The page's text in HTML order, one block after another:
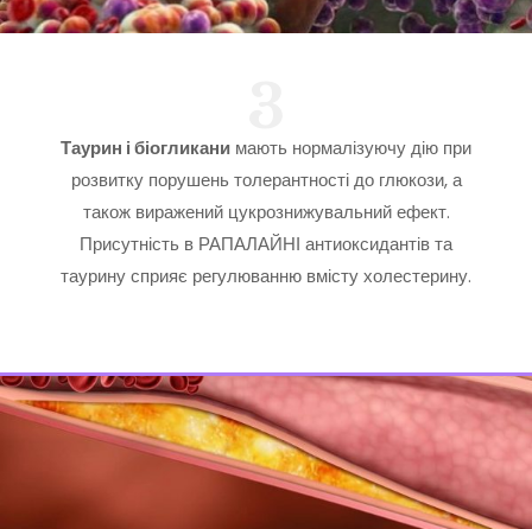
Таурин і біогликани мають нормалізуючу дію при
розвитку порушень толерантності до глюкози, а
також виражений цукрознижувальний ефект.
Присутність в РАПАЛАЙНІ антиоксидантів та
таурину сприяє регулюванню вмісту холестерину.